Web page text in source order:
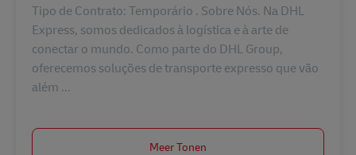
Tipo de Contrato: Temporário . Sobre Nós. Na DHL
Express, somos dedicados à logística e à arte de
conectar o mundo. Como parte do DHL Group,
oferecemos soluções de transporte expresso que vão
além ...
Meer Tonen